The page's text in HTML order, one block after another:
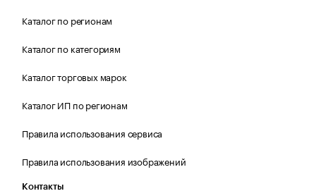
Каталог по регионам
Каталог по категориям
Каталог торговых марок
Каталог ИП по регионам
Правила использования сервиса
Правила использования изображений
Контакты